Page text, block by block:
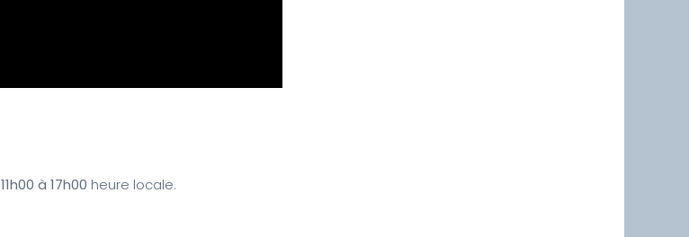
11h00 à 17h00 heure locale.